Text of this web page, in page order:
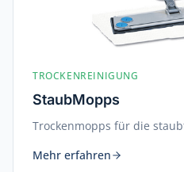
TROCKENREINIGUNG
StaubMopps
Trockenmopps für die
Mehr erfahren